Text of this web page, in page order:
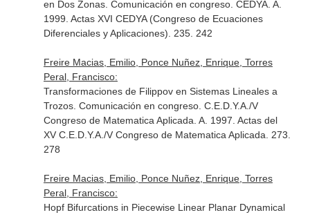
en Dos Zonas. Comunicación en congreso. CEDYA. A.
1999. Actas XVI CEDYA (Congreso de Ecuaciones
Diferenciales y Aplicaciones). 235. 242
Freire Macias, Emilio, Ponce Nuñez, Enrique, Torres
Peral, Francisco:
Transformaciones de Filippov en Sistemas Lineales a
Trozos. Comunicación en congreso. C.E.D.Y.A./V
Congreso de Matematica Aplicada. A. 1997. Actas del
XV C.E.D.Y.A./V Congreso de Matematica Aplicada. 273.
278
Freire Macias, Emilio, Ponce Nuñez, Enrique, Torres
Peral, Francisco:
Hopf Bifurcations in Piecewise Linear Planar Dynamical